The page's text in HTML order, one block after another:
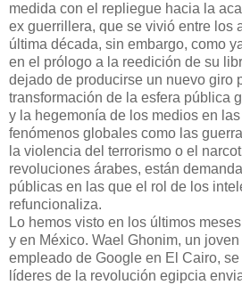
medida con el repliegue hacia la
ex guerrillera, que se vivió entre los
última década, sin embargo, como
en el prólogo a la reedición de su
dejado de producirse un nuevo giro
transformación de la esfera pública
y la hegemonía de los medios en
fenómenos globales como las
la violencia del terrorismo o el
revoluciones árabes, están
públicas en las que el rol de los
refuncionaliza.
Lo hemos visto en los últimos
y en México. Wael Ghonim, un
empleado de Google en El Cairo,
líderes de la revolución egipcia